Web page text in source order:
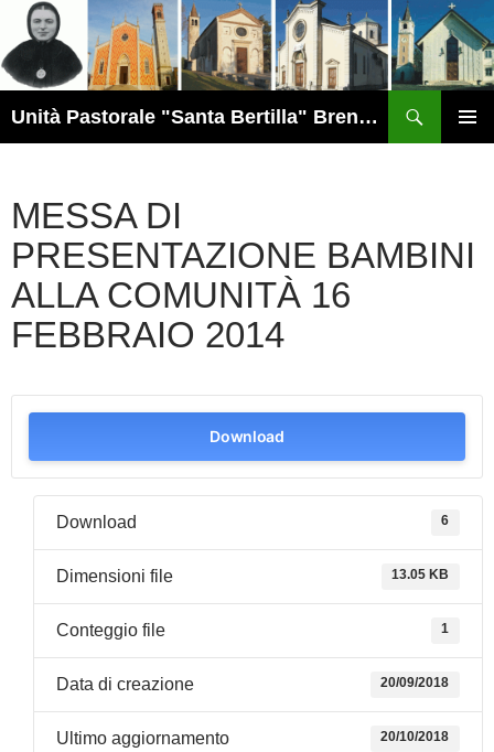
contenuto
Unità Pastorale "Santa Bertilla" Brendola
MESSA DI
PRESENTAZIONE BAMBINI
ALLA COMUNITÀ 16
FEBBRAIO 2014
Download
Download 6
Dimensioni file 13.05 KB
Conteggio file 1
Data di creazione 20/09/2018
Ultimo aggiornamento 20/10/2018